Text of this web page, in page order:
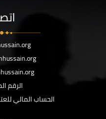
الرقم
الحساب المالي